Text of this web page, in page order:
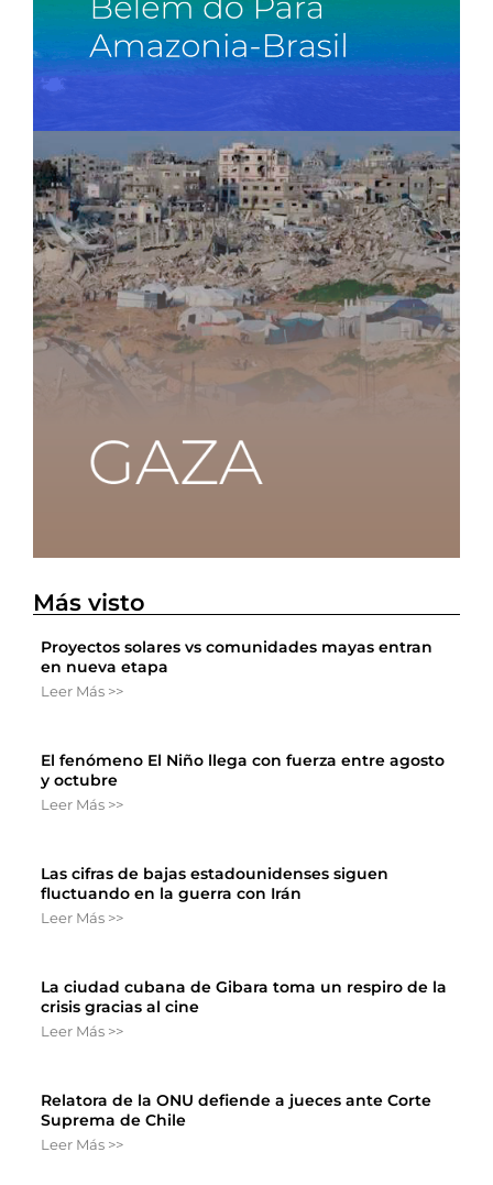
Más visto
Proyectos solares vs comunidades mayas entran
en nueva etapa
Leer Más >>
El fenómeno El Niño llega con fuerza entre agosto
y octubre
Leer Más >>
Las cifras de bajas estadounidenses siguen
fluctuando en la guerra con Irán
Leer Más >>
La ciudad cubana de Gibara toma un respiro de la
crisis gracias al cine
Leer Más >>
Relatora de la ONU defiende a jueces ante Corte
Suprema de Chile
Leer Más >>